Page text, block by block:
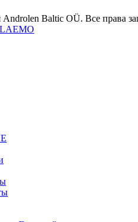
Baltic OÜ. Все права